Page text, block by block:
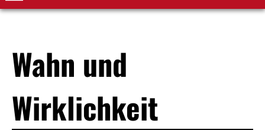
Wahn und
Wirklichkeit